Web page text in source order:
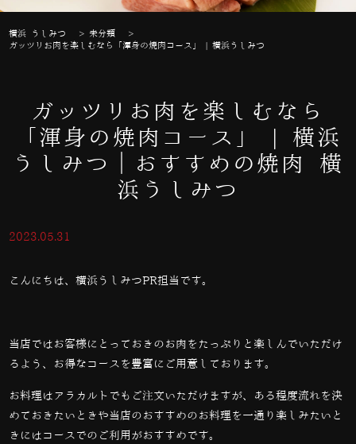
横浜 うしみつ >未分類
>
ガッツリお肉を楽しむなら「渾身の焼肉コース」 | 横浜うしみつ
ガッツリお肉を楽しむなら
「渾身の焼肉コース」 | 横浜
うしみつ｜おすすめの焼肉 横
浜うしみつ
2023.05.31
こんにちは、横浜うしみつPR担当です。
当店ではお客様にとっておきのお肉をたっぷりと楽しんでいただけ
るよう、お得なコースを豊富にご用意しております。
お料理はアラカルトでもご注文いただけますが、ある程度流れを決
めておきたいときや当店のおすすめのお料理を一通り楽しみたいと
きにはコースでのご利用がおすすめです。